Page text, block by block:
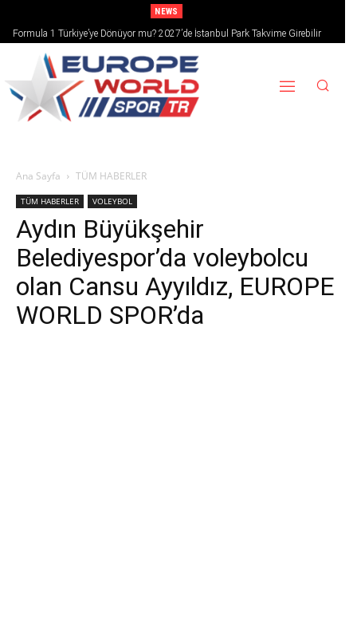
NEWS
Formula 1 Türkiye’ye Dönüyor mu? 2027’de İstanbul Park Takvime Girebilir
Ana Sayfa TÜM HABERLER
TÜM HABERLER VOLEYBOL
Aydın Büyükşehir
Belediyespor’da voleybolcu
olan Cansu Ayyıldız, EUROPE
WORLD SPOR’da